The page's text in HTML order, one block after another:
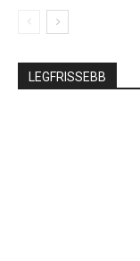
LEGFRISSEBB